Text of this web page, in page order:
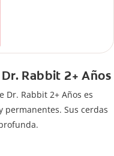
Rabbit 2+ Años
Dr. Rabbit 2+ Años es
permanentes. Sus cerdas